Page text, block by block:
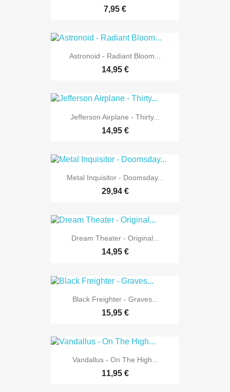
7,95 €
Astronoid - Radiant Bloom...
14,95 €
Jefferson Airplane - Thirty...
14,95 €
Metal Inquisitor - Doomsday...
29,94 €
Dream Theater - Original...
14,95 €
Black Freighter - Graves...
15,95 €
Vandallus - On The High...
11,95 €